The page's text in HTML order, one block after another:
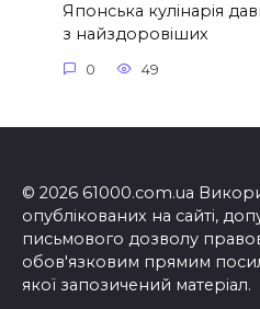
Японська кулінарія
з найздоровіших
0 49
© 2026 61000.com.ua
опублікованих на сайті,
письмового дозволу
обов'язковим прямим
якої запозичений матеріал.